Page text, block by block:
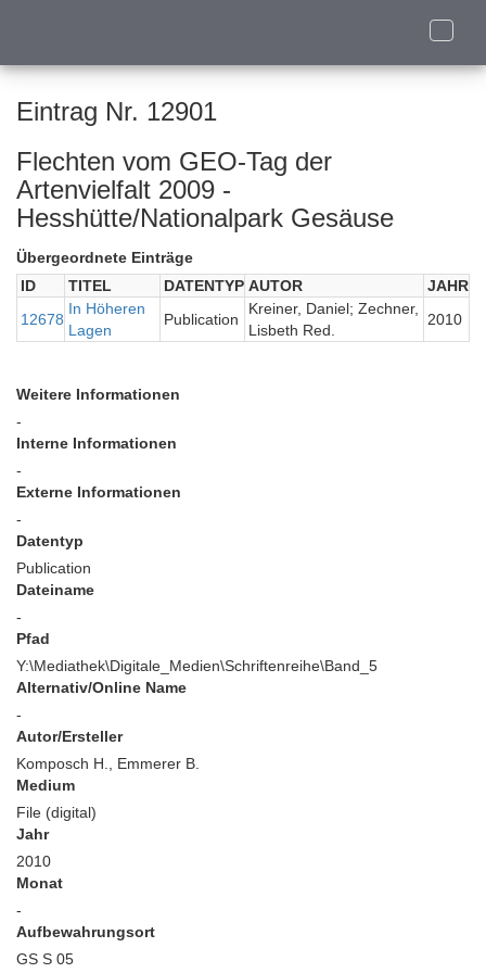
Toggle
Eintrag Nr. 12901
Flechten vom GEO-Tag der
Artenvielfalt 2009 -
Hesshütte/Nationalpark Gesäuse
Übergeordnete Einträge
ID
TITEL DATENTYP AUTOR
JAHR
12678
In Höheren
Lagen
Publication
Kreiner, Daniel; Zechner,
Lisbeth Red.
2010
Weitere Informationen
-
Interne Informationen
-
Externe Informationen
-
Datentyp
Publication
Dateiname
-
Pfad
Y:\Mediathek\Digitale_Medien\Schriftenreihe\Band_5
Alternativ/Online Name
-
Autor/Ersteller
Komposch H., Emmerer B.
Medium
File (digital)
Jahr
2010
Monat
-
Aufbewahrungsort
GS S 05